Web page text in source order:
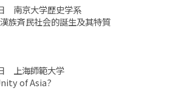
南京大学歴史学系
族斉民社会的誕生及其特質
上海師範大学
of Asia?